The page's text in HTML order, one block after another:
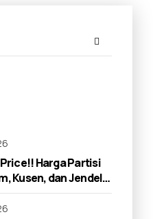
Harga Partisi
Kusen, dan Jendela